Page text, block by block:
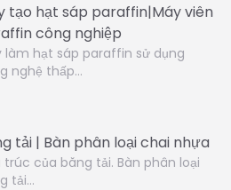
tạo hạt sáp paraffin|Máy viên
công nghiệp
làm hạt sáp paraffin sử dụng
nghệ thấp…
tải | Bàn phân loại chai nhựa
trúc của băng tải. Bàn phân loại
tải…